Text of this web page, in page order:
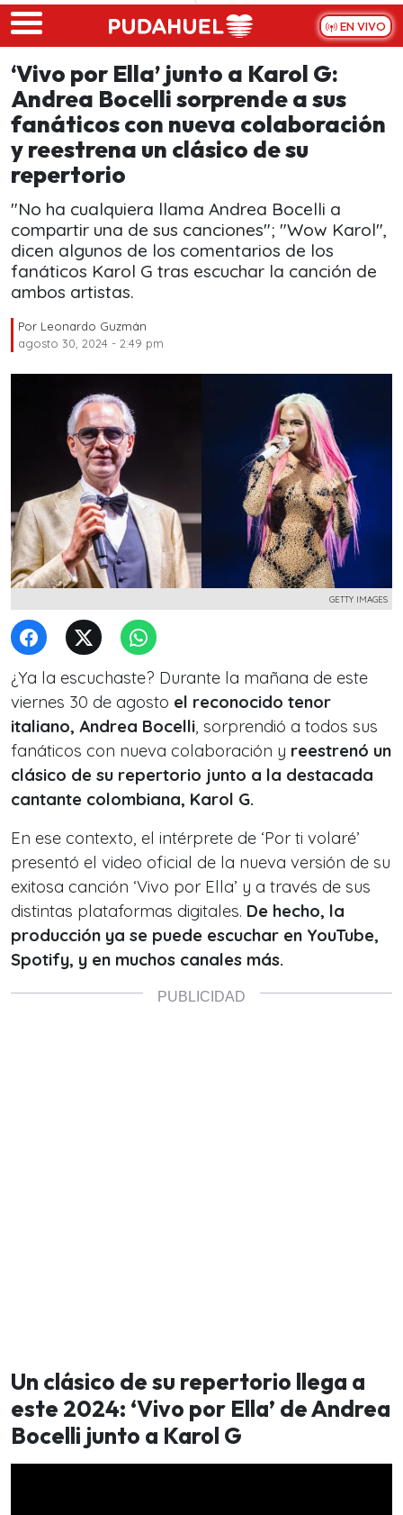
Skip to main content
EN VIVO
‘Vivo por Ella’ junto a Karol G:
Andrea Bocelli sorprende a sus
fanáticos con nueva colaboración
y reestrena un clásico de su
repertorio
"No ha cualquiera llama Andrea Bocelli a
compartir una de sus canciones"; "Wow Karol",
dicen algunos de los comentarios de los
fanáticos Karol G tras escuchar la canción de
ambos artistas.
Por Leonardo Guzmán
agosto 30, 2024 - 2:49 pm
GETTY IMAGES
¿Ya la escuchaste? Durante la mañana de este
viernes 30 de agosto el reconocido tenor
italiano, Andrea Bocelli, sorprendió a todos sus
fanáticos con nueva colaboración y reestrenó un
clásico de su repertorio junto a la destacada
cantante colombiana, Karol G.
En ese contexto, el intérprete de ‘Por ti volaré’
presentó el video oficial de la nueva versión de su
exitosa canción ‘Vivo por Ella’ y a través de sus
distintas plataformas digitales. De hecho, la
producción ya se puede escuchar en YouTube,
Spotify, y en muchos canales más.
Un clásico de su repertorio llega a
este 2024: ‘Vivo por Ella’ de Andrea
Bocelli junto a Karol G